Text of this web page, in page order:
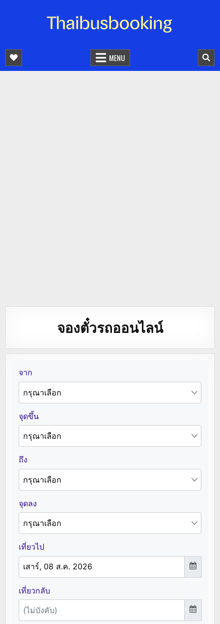
จองตั๋วรถออนไลน์ 24 ชั่วโมง
MENU
จองตั๋วรถออนไลน์